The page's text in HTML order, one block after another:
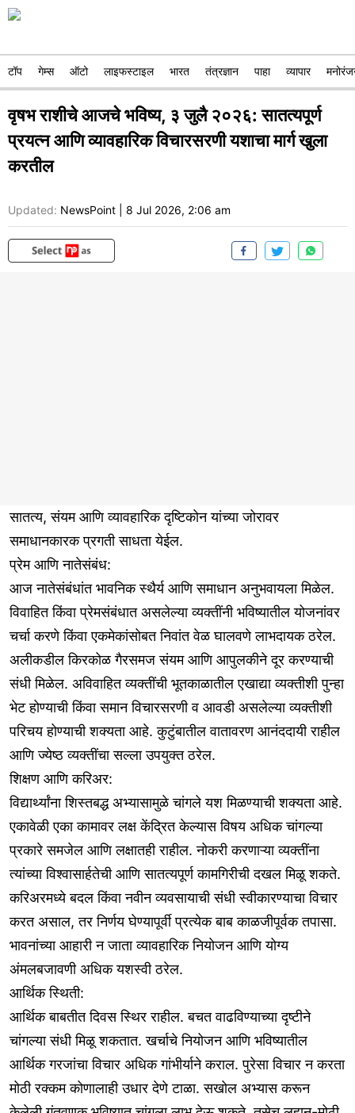
टॉप गेम्स ऑटो लाइफस्टाइल भारत तंत्रज्ञान पाहा व्यापार
वृषभ राशीचे आजचे भविष्य, ३ जुलै २०२६: सातत्यपूर्ण
प्रयत्न आणि व्यावहारिक विचारसरणी यशाचा मार्ग खुला
करतील
Updated: NewsPoint 8 Jul 2026, 2:06 am
सातत्य, संयम आणि व्यावहारिक दृष्टिकोन यांच्या जोरावर
समाधानकारक प्रगती साधता येईल.
प्रेम आणि नातेसंबंध:
आज नातेसंबंधांत भावनिक स्थैर्य आणि समाधान अनुभवायला मिळेल.
विवाहित किंवा प्रेमसंबंधात असलेल्या व्यक्तींनी भविष्यातील योजनांवर
चर्चा करणे किंवा एकमेकांसोबत निवांत वेळ घालवणे लाभदायक ठरेल.
अलीकडील किरकोळ गैरसमज संयम आणि आपुलकीने दूर करण्याची
संधी मिळेल. अविवाहित व्यक्तींची भूतकाळातील एखाद्या व्यक्तीशी पुन्हा
भेट होण्याची किंवा समान विचारसरणी व आवडी असलेल्या व्यक्तीशी
परिचय होण्याची शक्यता आहे. कुटुंबातील वातावरण आनंददायी राहील
आणि ज्येष्ठ व्यक्तींचा सल्ला उपयुक्त ठरेल.
शिक्षण आणि करिअर:
विद्यार्थ्यांना शिस्तबद्ध अभ्यासामुळे चांगले यश मिळण्याची शक्यता आहे.
एकावेळी एका कामावर लक्ष केंद्रित केल्यास विषय अधिक चांगल्या
प्रकारे समजेल आणि लक्षातही राहील. नोकरी करणाऱ्या व्यक्तींना
त्यांच्या विश्वासार्हतेची आणि सातत्यपूर्ण कामगिरीची दखल मिळू शकते.
करिअरमध्ये बदल किंवा नवीन व्यवसायाची संधी स्वीकारण्याचा विचार
करत असाल, तर निर्णय घेण्यापूर्वी प्रत्येक बाब काळजीपूर्वक तपासा.
भावनांच्या आहारी न जाता व्यावहारिक नियोजन आणि योग्य
अंमलबजावणी अधिक यशस्वी ठरेल.
आर्थिक स्थिती:
आर्थिक बाबतीत दिवस स्थिर राहील. बचत वाढविण्याच्या दृष्टीने
चांगल्या संधी मिळू शकतात. खर्चाचे नियोजन आणि भविष्यातील
आर्थिक गरजांचा विचार अधिक गांभीर्याने कराल. पुरेसा विचार न करता
मोठी रक्कम कोणालाही उधार देणे टाळा. सखोल अभ्यास करून